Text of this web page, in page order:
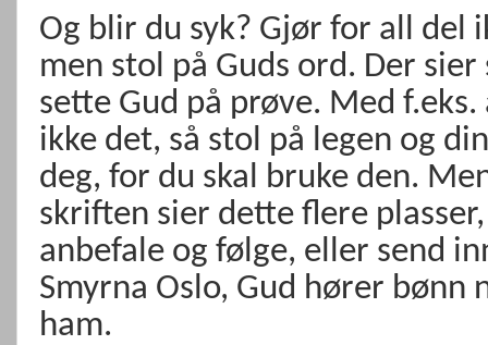
Og blir du syk? Gjør for all del
men stol på Guds ord. Der
sette Gud på prøve. Med
ikke det, så stol på legen og
deg, for du skal bruke den.
skriften sier dette flere
anbefale og følge, eller send
Smyrna Oslo, Gud hører bønn
ham.